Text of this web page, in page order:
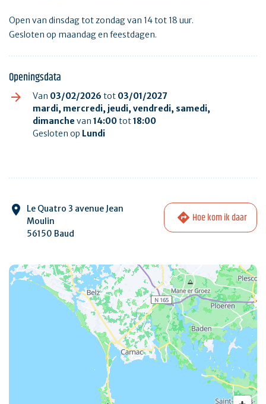
Open van dinsdag tot zondag van 14 tot 18 uur.
Gesloten op maandag en feestdagen.
Openingsdata
Van 03/02/2026 tot 03/01/2027
mardi, mercredi, jeudi, vendredi, samedi,
dimanche van 14:00tot18:00
Gesloten op Lundi
Le Quatro 3 avenue Jean
Moulin
56150 Baud
Hoe kom ik daar